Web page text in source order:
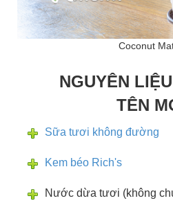
Coconut
NGUYÊN
TÊN
Sữa tươi không đường
Kem béo Rich's
Nước dừa tươi (không